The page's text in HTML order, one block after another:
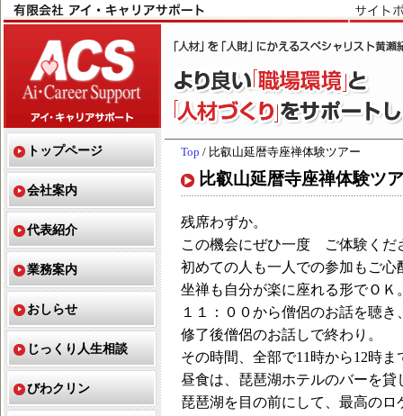
Top / 比叡山延暦寺座禅体験ツアー
比叡山延暦寺座禅体験ツ
残席わずか。
この機会にぜひ一度 ご体験くだ
初めての人も一人での参加もご心
坐禅も自分が楽に座れる形でＯＫ
１１：００から僧侶のお話を聴
修了後僧侶のお話しで終わり。
その時間、全部で11時から12時ま
昼食は、琵琶湖ホテルのバーを
琵琶湖を目の前にして、最高のロ
トップページ
会社案内
代表紹介
業務案内
おしらせ
じっくり人生相談
びわクリン